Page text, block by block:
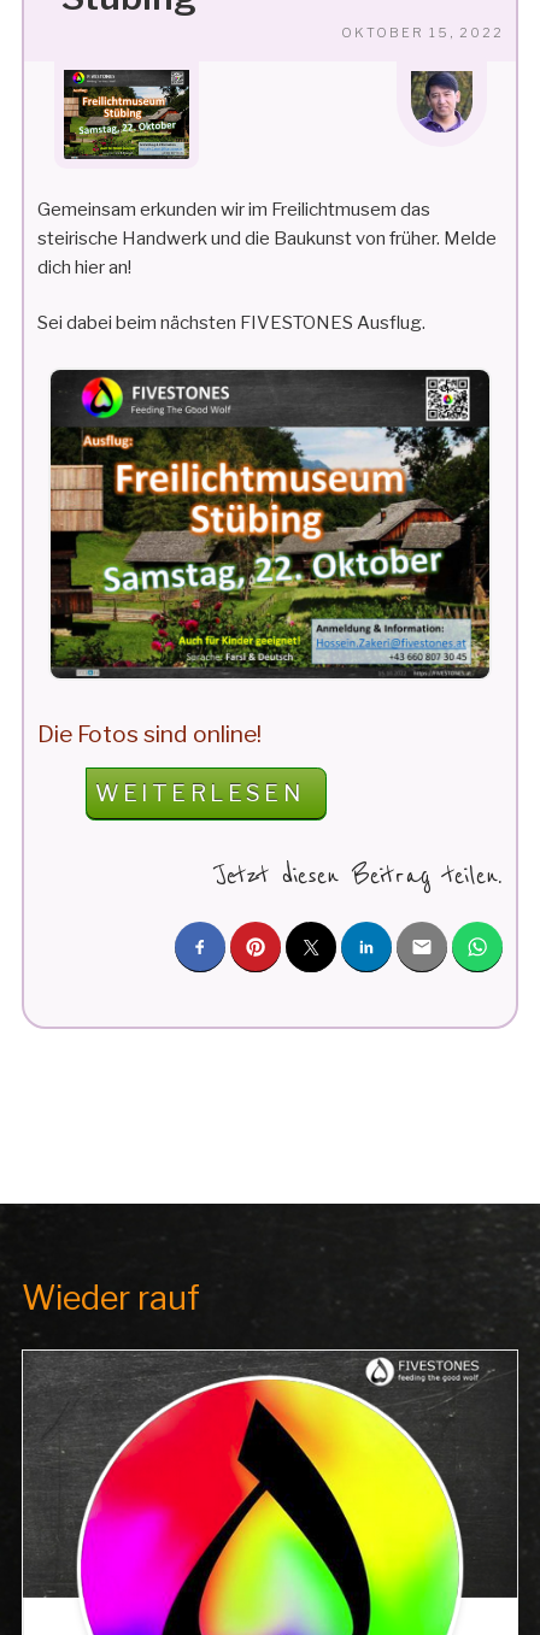
OKTOBER 15, 2022
Gemeinsam erkunden wir im Freilichtmusem das
steirische Handwerk und die Baukunst von früher. Melde
dich hier an!
Sei dabei beim nächsten FIVESTONES Ausflug.
Die Fotos sind online!
„FIVESTONES
AUSFLUG:
FREILICHTMUSEUM
STÜBING“
WEITERLESEN
Jetzt diesen Beitrag teilen.
Wieder rauf